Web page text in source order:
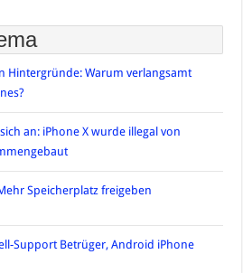
Hintergründe: Warum verlangsamt
an: iPhone X wurde illegal von
Speicherplatz freigeben
Support Betrüger, Android iPhone